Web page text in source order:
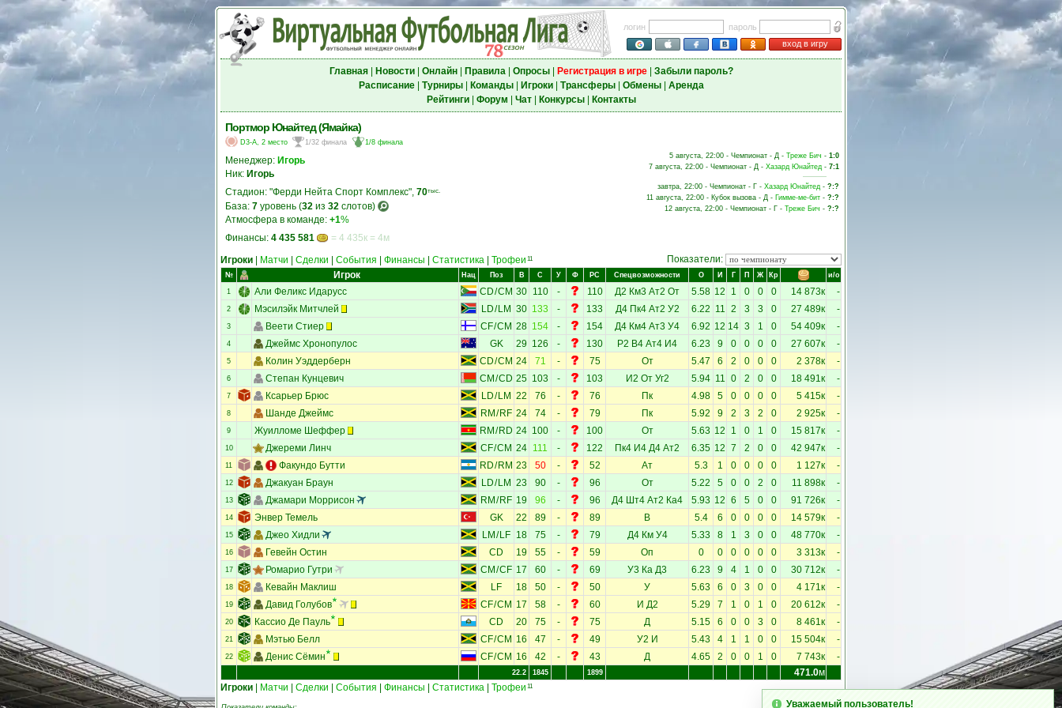
логин
пароль
вход в игру
Главная| Новости| Онлайн| Правила| Опросы| Регистрация в игре| Забыли пароль?
Расписание| Турниры| Команды| Игроки| Трансферы| Обмены| Аренда
Рейтинги| Форум Чат| Конкурсы| Контакты
Портмор Юнайтед (Ямайка)
D3-A, 2 место 1/32 финала 1/8 финала
Менеджер: Игорь
Ник: Игорь
Стадион: "Ферди Нейта Спорт Комплекс", 70тыс.
База: 7 уровень (32 из 32 слотов)
Атмосфера в команде: +1%
Финансы: 4 435 581 = 4 435к = 4м
5 августа, 22:00 - Чемпионат - Д - Треже Бич - 1:0
7 августа, 22:00 - Чемпионат - Д - Хазард Юнайтед - 7:1
завтра, 22:00 - Чемпионат - Г - Хазард Юнайтед - ?:?
11 августа, 22:00 - Кубок вызова - Д - Гимме-ме-бит - ?:?
12 августа, 22:00 - Чемпионат - Г - Треже Бич - ?:?
Игроки Матчи Сделки События Финансы Статистика Трофеи 11 Показатели:
№ Игрок Нац Поз В С У Ф РС Спецвозможности О И Г П Ж Кр и/о
1 Али Феликс Идарусс CD/CM 30 110 - 110 Д2 Км3 Ат2 От 5.58 12 1 0 0 0 14 873к -
2 Мэсилэйк Митчлей LD/ LM 30 133 - 133 Д4 Пк4 Ат2 У2 6.22 11 2 3 3 0 27 489к -
3 Веети Стиер CF/CM 28 154 - 154 Д4 Км4 Ат3 У4 6.92 12 14 3 1 0 54 409к -
4 Джеймс Хронопулос GK 29 126 - 130 Р2 В4 Ат4 И4 6.23 9 0 0 0 0 27 607к -
5 Колин Уэддерберн CD/CM 24 71 - 75 От 5.47 6 2 0 0 0 2 378к -
6 Степан Кунцевич CM /CD 25 103 - 103 И2 От Уг2 5.94 11 0 2 0 0 18 491к -
7 Ксарьер Брюс LD/ LM 22 76 - 76 Пк 4.98 5 0 0 0 0 5 415к -
8 Шанде Джеймс RM / RF 24 74 - 79 Пк 5.92 9 2 3 2 0 2 925к -
9 Жуилломе Шеффер RM / RD 24 100 - 100 От 5.63 12 1 0 1 0 15 817к -
10 Джереми Линч CF/CM 24 111 - 122 Пк4 И4 Д4 Ат2 6.35 12 7 2 0 0 42 947к -
11 Факундо Бутти RD/ RM 23 50 - 52 Ат 5.3 1 0 0 0 0 1 127к -
12 Джакуан Браун LD/ LM 23 90 - 96 От 5.22 5 0 0 2 0 11 898к -
13 Джамари Моррисон RM / RF 19 96 - 96 Д4 Шт4 Ат2 Ка4 5.93 12 6 5 0 0 91 726к -
14 Энвер Темель GK 22 89 - 89 В 5.4 6 0 0 0 0 14 579к -
15 Джео Хидли LM / LF 18 75 - 79 Д4 Км У4 5.33 8 1 3 0 0 48 770к -
16 Гевейн Остин CD 19 55 - 59 Оп 0 0 0 0 0 0 3 313к -
17 Ромарио Гутри CM /CF 17 60 - 69 У3 Ка Д3 6.23 9 4 1 0 0 30 712к -
18 Кевайн Маклиш LF 18 50 - 50 У 5.63 6 0 3 0 0 4 171к -
19 Давид Голубов CF/CM 17 58 - 60 И Д2 5.29 7 1 0 1 0 20 612к -
20 Кассио Де Пауль CD 20 75 - 75 Д 5.15 6 0 0 3 0 8 461к -
21 Мэтью Белл CF/CM 16 47 - 49 У2 И 5.43 4 1 1 0 0 15 504к -
22 Денис Сёмин CF/CM 16 42 - 43 Д 4.65 2 0 0 1 0 7 743к -
22.2 1845 1899 471.0м
Игроки
Матчи Сделки События Финансы Статистика Трофеи 11
Уважаемый пользователь!